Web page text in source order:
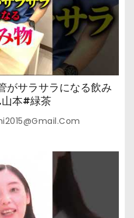
がサラサラになる飲み
本#緑茶